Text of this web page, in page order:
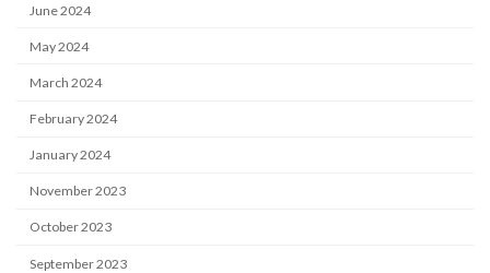
June 2024
May 2024
March 2024
February 2024
January 2024
November 2023
October 2023
September 2023